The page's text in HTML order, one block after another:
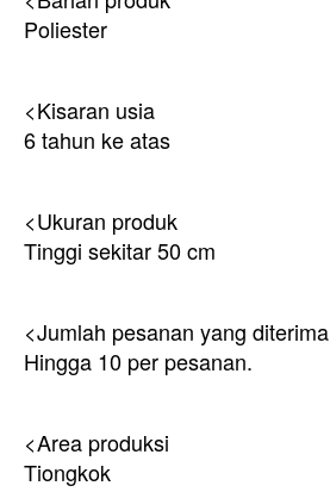
Poliester
<Kisaran usia
6 tahun ke atas
<Ukuran produk
Tinggi sekitar 50 cm
<Jumlah pesanan yang diterima
Hingga 10 per pesanan.
<Area produksi
Tiongkok